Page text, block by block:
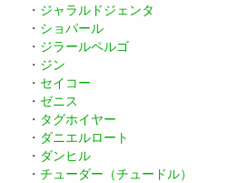
・ ジャラルドジェンタ
・ ショパール
・ ジラールペルゴ
・ ジン
・ セイコー
・ ゼニス
・ タグホイヤー
・ ダニエルロート
・ ダンヒル
・ チューダー（チュードル）